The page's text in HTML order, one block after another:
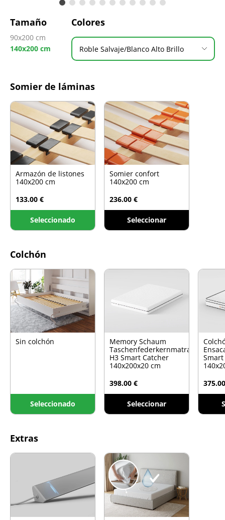
Tamaño
90x200 cm
140x200 cm
Colores
Roble Salvaje/Blanco Alto Brillo
Somier de láminas
Armazón de listones
140x200 cm
133.00 €
Seleccionado
Somier confort
140x200 cm
236.00 €
Seleccionar
Colchón
Sin colchón
Seleccionado
Memory Schaum
Taschenfederkernmatratze
H3 Smart Catcher
140x200x20 cm
398.00 €
Seleccionar
Extras